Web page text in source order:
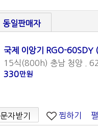
동일판매자
국제 이앙기 RGO-60SDY
15식(800h) 충남 청양 .
330만원
문자받기 찜하기